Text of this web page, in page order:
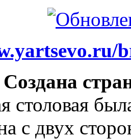
Создана
столовая
с двух